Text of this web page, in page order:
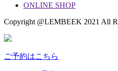
ONLINE SHOP
Copyright @LEMBEEK 2021 All
ご予約はこちら